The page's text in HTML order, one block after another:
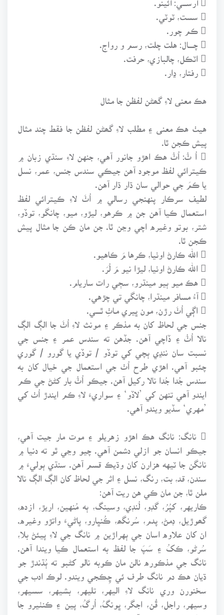
 سست، ٽوٽي.
 ڪم چور.
 چـــــال: هلت چلت، رسم و رواج.
 اٽڪل، چالبازي، حرفت.
 رفتار، ڍار.
هڪ معنى لاءِ گھڻن لفظن جا مثال
هيٺ هڪ معنى ۽ مطلب لاءِ گھڻن لفظن جا فقط چند مثال
پيش ڪجن ٿا.
 اُ ٺُ: اُٺُ هڪ اهڙو جانور آهي، جنهن لاءِ سنڌي زبان ۾
ڪيترائي لفظ موجود آهن جيڪي سندس جنس، عمر، نسل
يا ڪمَ جي حوالي سان ڌار ڌار آهن.
لطيف سرڪار پنهنجي رسالي ۾ اُٺَ لاءِ ڪيترائي لفظ
استعمال ڪيا آهن جن ۾ ڪرهو، ليڙو، ميو، چانگو، توڏو،
شتر، بوتو وغيره اچي وڃن ٿا. جن مان ڪن جا مثال پيش
ڪجن ٿا.
 الله ڪارڻ اوٺيا، ڪرها مَ ڪاهيو.
 الله ڪارڻ اوٺيا، ليڙا نيو مَ لُرَ.
 هڪ ميو ٻيو مينڌرو، سڄي رات ساريام.
 آءُ مسافر مينڌرا، چانگي تي چڙهي.
 اڳي اُٺَ رڙن، مون ڀيري مـاٺِ ٿـــــي.
جنس جي لحاظ کان به مذڪر ۽ مونث لاءِ اُٺَ جا الڳ الڳ
نالا اُٺُ ۽ ڏاچي آهن. جڏهن ته سندس عمر ۽ جنس جي
نسبت سان ننڍي ٻچي کي توڏو / توڏي يا گورو / گوري
چئبو آهي. اهڙي طرح اُٺ جي استعمال جي خيال کان به
سندس جُدا جُدا نالا رکيل آهن. جيڪو اُٺُ بار کڻڻ جي ڪم
ايندو آهي تنهن کي ’لاڏو‘ ۽ سواريءَ لاءِ ڪم ايندڙ اُٺ کي
’مهري‘ سڏيو ويندو آهي.
 نانگ: نانگ هڪ اهڙو زهريلو ۽ موت مار جيت آهي،
جيڪو انسان جو ازلي دشمن آهي. چيو وڃي ٿو ته دنيا ۾
نانگن جا ٽيهه هزارن کان وڌيڪ قسم آهن. سنڌي ٻوليءَ ۾
سندن، قد، بت، رنگ، نسل ۽ اثر جي لحاظ کان الڳ الڳ نالا
ملن ٿا، جن مان ڪي هن ريت آهن:
ڪاريهر، کپُرُ، گڊو، لُنڊي، وسينگ، ٻه مُنهين، اريڙ، ازده،
گھوڙيل، ڊمڻ، پدم، سُرنگھ، ڪُنڀارو، پاڻيءَ واتڙو وغيره.
ان کان علاوه اسان جي ٻهراڙين ۾ نانگ جي لاءِ پيئڻ بلا،
سُرڻو، ڪکُ ۽ سَپَ جا لفظ به استعمال ڪيا ويندا آهن.
نانگ جي مذڪوره نالن مان ڪوبه نالو کڻبو ته ٻُڌندڙ جو
ڌيان هڪ دم نانگ طرف ئي ڇِڪجي ويندو. لوڪ ادب جي
سخنورن وري نانگ لاءِ اليهر، تليهر، بشيهر، سسيهر،
وسيهر، راجل، ڦُن، اجگر، ڀونگُ، اُرگُ، پين ۽ ڪنٺيرو جا